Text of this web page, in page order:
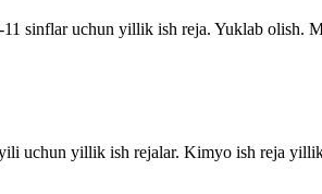
sinflar uchun yillik ish reja. Yuklab
uchun yillik ish rejalar. Kimyo ish reja